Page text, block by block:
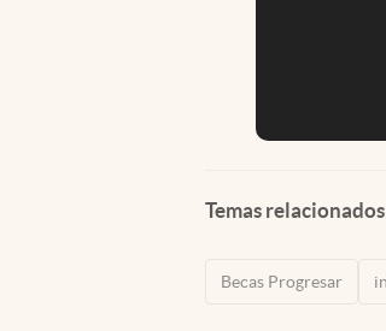
Temas relacionados
Becas Progresar